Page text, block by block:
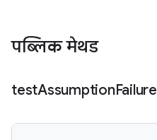
पब्लिक मेथड
testAssumptionFailure